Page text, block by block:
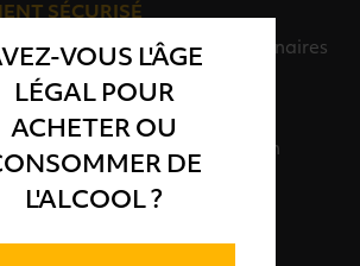
VOUS L'ÂGE
LÉGAL POUR
ACHETER OU
DE
L'ALCOOL ?
SÉCURISÉ
en toute sérénité avec nos partenaires
sont à votre disposition
sélectionnés avec soins